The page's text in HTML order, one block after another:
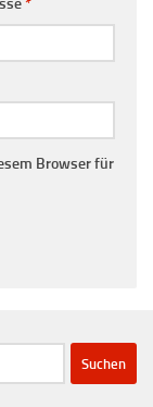
*
Browser für